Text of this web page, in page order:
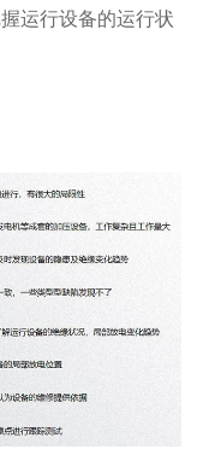
运行设备的运行状